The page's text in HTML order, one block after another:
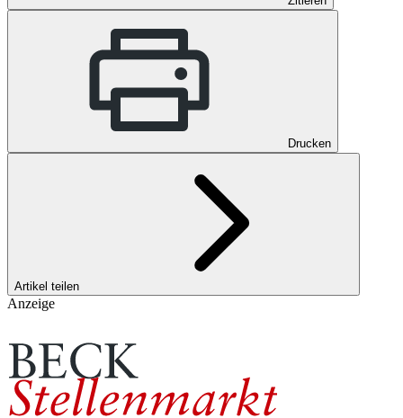
Drucken
Artikel teilen
Anzeige